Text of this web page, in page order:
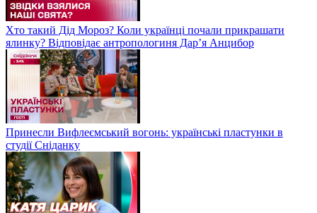
Хто такий Дід Мороз? Коли українці почали прикрашати
ялинку? Відповідає антропологиня Дарʼя Анцибор
Принесли Вифлеємський вогонь: українські пластунки в
студії Сніданку